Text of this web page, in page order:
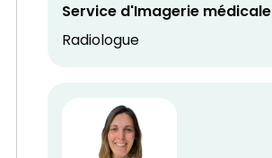
Service d'Imagerie médicale
Radiologue